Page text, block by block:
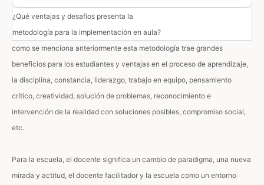
¿Qué ventajas y desafíos presenta la
metodología para la implementación en aula?
como se menciona anteriormente esta metodología trae grandes
beneficios para los estudiantes y ventajas en el proceso de aprendizaje,
la disciplina, constancia, liderazgo, trabajo en equipo, pensamiento
crítico, creatividad, solución de problemas, reconocimiento e
intervención de la realidad con soluciones posibles, compromiso social,
etc.
Para la escuela, el docente significa un cambio de paradigma, una nueva
mirada y actitud, el docente facilitador y la escuela como un entorno